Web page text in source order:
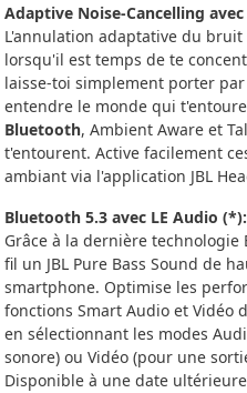
Adaptive Noise-Cancelling
L'annulation adaptative du
lorsqu'il est temps de te
laisse-toi simplement porter
entendre le monde qui
Bluetooth, Ambient Aware et
t'entourent. Active facilement
ambiant via l'application JBL
Bluetooth 5.3 avec LE Audio (*):
Grâce à la dernière
fil un JBL Pure Bass Sound de
smartphone. Optimise les
fonctions Smart Audio et Vidéo
en sélectionnant les modes
sonore) ou Vidéo (pour une
Disponible à une date